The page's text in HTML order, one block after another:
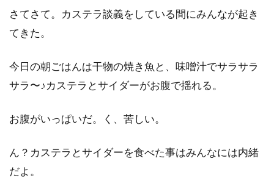
さてさて。カステラ談義をしている間にみんなが起き
てきた。
今日の朝ごはんは干物の焼き魚と、味噌汁でサラサラ
サラ〜♪カステラとサイダーがお腹で揺れる。
お腹がいっぱいだ。く、苦しい。
ん？カステラとサイダーを食べた事はみんなには内緒
だよ。